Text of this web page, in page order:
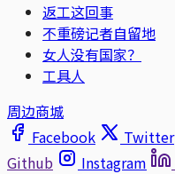
返工这回事
不重磅记者自留地
女人没有国家？
工具人
周边商城
Facebook
Twitter
Github
Instagram